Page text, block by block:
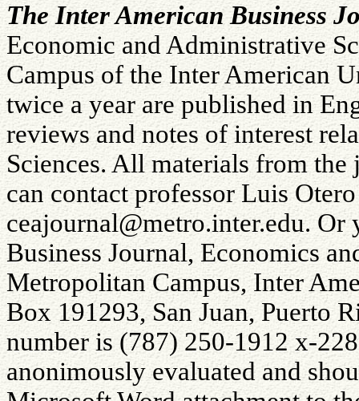
The Inter American Business
Economic and Administrative
Campus of the Inter American
twice a year are published in
reviews and notes of interest
Sciences. All materials from
can contact professor Luis
ceajournal@metro.inter.edu.
Business Journal, Economics
Metropolitan Campus, Inter
Box 191293, San Juan, Puerto
number is (787) 250-1912 x-
anonimously evaluated and